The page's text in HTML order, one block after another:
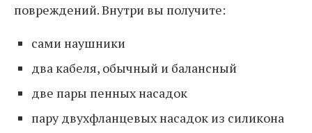
повреждений. Внутри вы получите:
сами наушники
два кабеля, обычный и балансный
две пары пенных насадок
пару двухфланцевых насадок из силикона